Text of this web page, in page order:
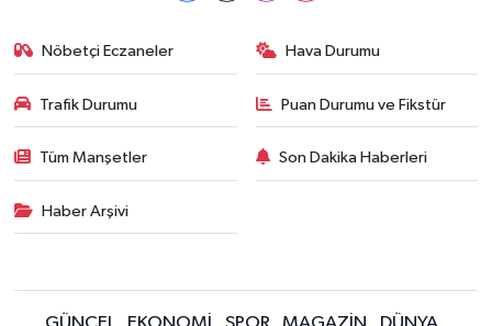
Nöbetçi Eczaneler Hava Durumu
Trafik Durumu Puan Durumu ve Fikstür
Tüm Manşetler Son Dakika Haberleri
Haber Arşivi